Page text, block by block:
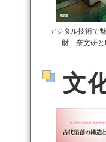
デジタル技術で
財―奈文研
文